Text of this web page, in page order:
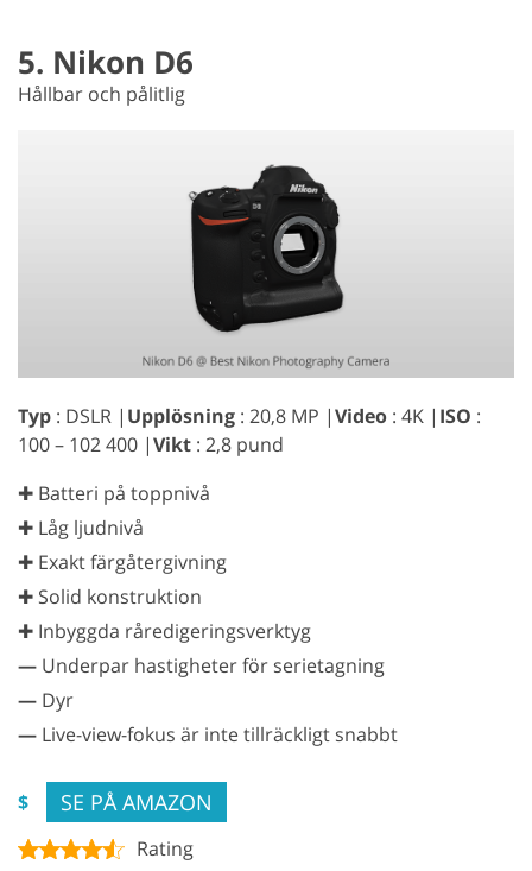
5. Nikon D6
Hållbar och pålitlig
Typ : DSLR | Upplösning : 20,8 MP |Video : 4K | ISO :
100 – 102 400 |Vikt : 2,8 pund
✚ Batteri på toppnivå
✚ Låg ljudnivå
✚ Exakt färgåtergivning
✚ Solid konstruktion
✚ Inbyggda råredigeringsverktyg
— Underpar hastigheter för serietagning
— Dyr
— Live-view-fokus är inte tillräckligt snabbt
$ SE PÅ AMAZON
Rating